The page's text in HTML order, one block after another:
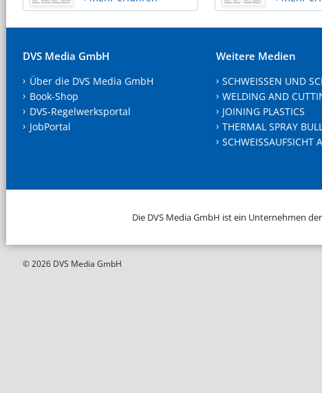
DVS Media GmbH
Über die DVS Media GmbH
Book-Shop
DVS-Regelwerksportal
JobPortal
Weitere Medien
SCHWEISSEN UND
WELDING AND
JOINING PLASTICS
THERMAL SPRAY
SCHWEISSAUFSICHT
Die DVS Media GmbH ist ein Unternehmen der
© 2026 DVS Media GmbH